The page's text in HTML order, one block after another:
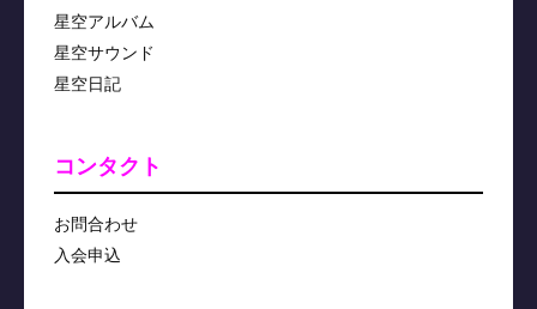
星空アルバム
星空サウンド
星空日記
コンタクト
お問合わせ
入会申込